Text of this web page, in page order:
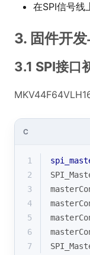
在SPI信号
3. 固件开
3.1 SPI接口
C
1
2
3
4
5
6
7